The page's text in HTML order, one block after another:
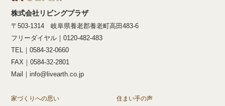
株式会社リビングプラザ
〒503-1314 岐阜県養老郡養老町高田483-6
フリーダイヤル｜0120-482-483
TEL｜0584-32-0660
FAX｜0584-32-2801
Mail｜info@livearth.co.jp
家づくりへの思い 住まい手の声